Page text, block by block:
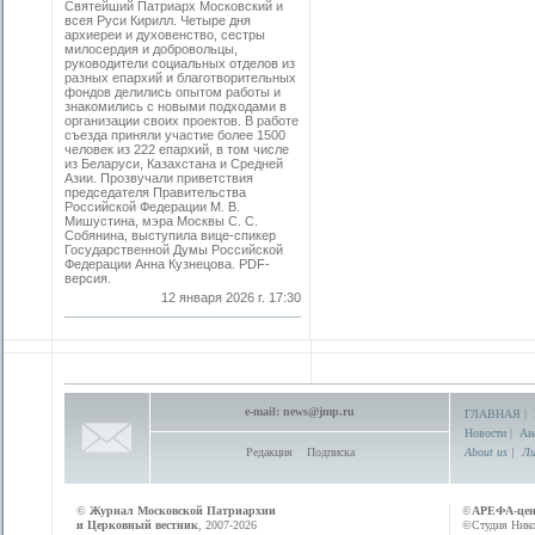
Святейший Патриарх Московский и
всея Руси Кирилл. Четыре дня
архиереи и духовенство, сестры
милосердия и добровольцы,
руководители социальных отделов из
разных епархий и благотворительных
фондов делились опытом работы и
знакомились с новыми подходами в
организации своих проектов. В работе
съезда приняли участие более 1500
человек из 222 епархий, в том числе
из Беларуси, Казахстана и Средней
Азии. Прозвучали приветствия
председателя Правительства
Российской Федерации М. В.
Мишустина, мэра Москвы С. С.
Собянина, выступила вице-спикер
Государственной Думы Российской
Федерации Анна Кузнецова. PDF-
версия.
12 января 2026 г. 17:30
e-mail: news@jmp.ru
Редакция Подписка
ГЛАВНАЯ |
Новости |
About us |
© Журнал Московской Патриархии
и Церковный вестник , 2007-2026
©АРЕФА-
©Студия